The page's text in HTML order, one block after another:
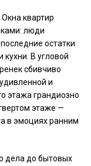
квартир
люди
остатки
кухни. В угловой
сбивчиво
и
этажа грандиозно
этаже —
в эмоциях ранним
дела до бытовых